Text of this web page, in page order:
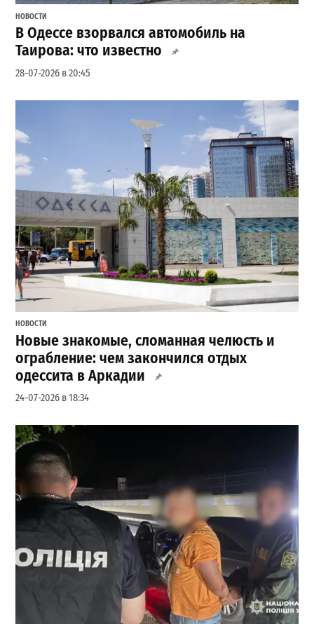
НОВОСТИ
В Одессе взорвался автомобиль на
Таирова: что известно
28-07-2026 в 20:45
НОВОСТИ
Новые знакомые, сломанная челюсть и
ограбление: чем закончился отдых
одессита в Аркадии
24-07-2026 в 18:34